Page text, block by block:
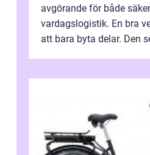
avgörande för både
vardagslogistik. En bra
att bara byta delar. Den